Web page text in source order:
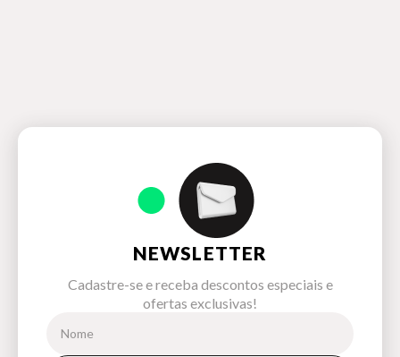
NEWSLETTER
Cadastre-se e receba descontos especiais e
ofertas exclusivas!